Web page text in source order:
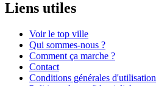
Liens utiles
Voir le top ville
Qui sommes-nous ?
Comment ça marche ?
Contact
Conditions générales d'utilisation